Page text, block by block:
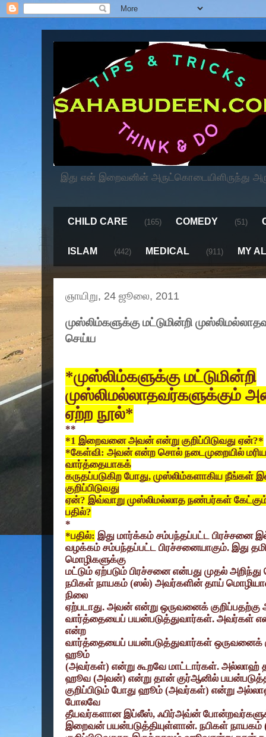
இது என் இறைவனின் அருட்கொடையிளிருந்து
CHILD CARE (165) COMEDY (51)
ISLAM (442) MEDICAL (911) MY
ஞாயிறு, 24 ஜூலை, 2011
முஸ்லிம்களுக்கு மட்டுமின்றி
செய்ய
*முஸ்லிம்களுக்கு மட்டுமின்றி
முஸ்லிமல்லாதவர்களுக்கும்
ஏற்ற நூல்*
**
*1 இறைவனை அவன் என்று குறிப்பிடுவது ஏன்?*
*கேள்வி: அவன் என்ற சொல் நடைமுறையில்
வார்த்தையாகக்
கருதப்படுகிற போது, முஸ்லிம்களாகிய நீங்கள்
குறிப்பிடுவது
ஏன்? இவ்வாறு முஸ்லிமல்லாத நண்பர்கள்
பதில்?
*
*பதில்: இது மார்க்கம் சம்பந்தப்பட்ட பிரச்சனை
வழக்கம் சம்பந்தப்பட்ட பிரச்சனையாகும். இது
மொழிகளுக்கு
மட்டும் ஏற்படும் பிரச்சனை என்பது முதல்
நபிகள் நாயகம் (ஸல்) அவர்களின் தாய்
நிலை
ஏற்படாது. அவன் என்று ஒருவனைக்
வார்த்தையைப் பயன்படுத்துவார்கள். அவர்கள்
என்ற
வார்த்தையைப் பயன்படுத்துவார்கள் ஒருவனைக்
ஹூம்
(அவர்கள்) என்று கூறவே மாட்டார்கள். அல்லாஹ்
ஹூவ (அவன்) என்று தான் குர்ஆனில்
குறிப்பிடும் போது ஹூம் (அவர்கள்) என்று
போலவே
தீயவர்களான இப்லீஸ், ஃபிர்அவ்ன்
இறைவன் பயன்படுத்தியுள்ளான். நபிகள்